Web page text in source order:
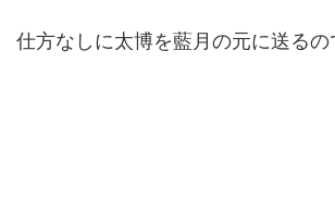
仕方なしに太博を藍月の元に送るの